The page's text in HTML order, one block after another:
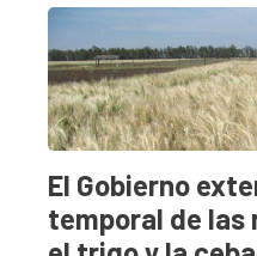
El Gobierno
temporal de las